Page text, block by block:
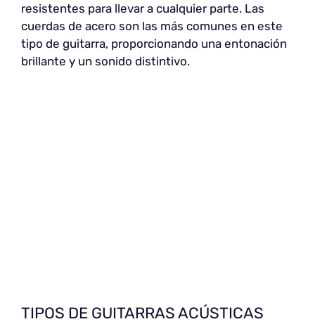
resistentes para llevar a cualquier parte. Las
cuerdas de acero son las más comunes en este
tipo de guitarra, proporcionando una entonación
brillante y un sonido distintivo.
TIPOS DE GUITARRAS ACÚSTICAS